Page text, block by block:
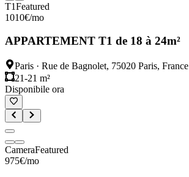
T1Featured
1010€/mo
APPARTEMENT T1 de 18 à 24m²
Paris · Rue de Bagnolet, 75020 Paris, France
21-21 m²
Disponibile ora
CameraFeatured
975€/mo